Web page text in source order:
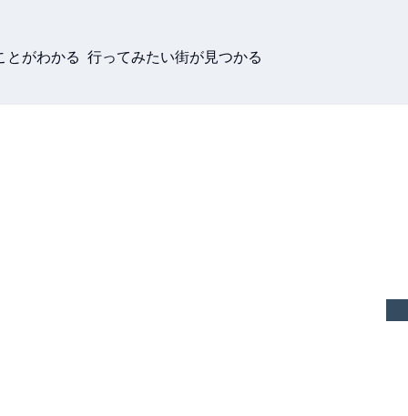
とがわかる 行ってみたい街が見つかる